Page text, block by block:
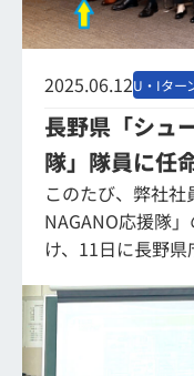
2025.06.12U・Iター
長野県「シュ
隊」隊員に任
このたび、弊社
NAGANO応援隊
け、11日に長野
NAGANO応援隊」
業の若手社員...